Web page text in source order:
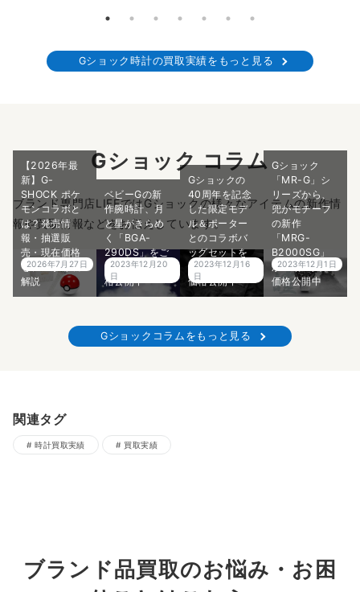
Gショック時計の買取実績をもっと見る
Gショック コラム
ブランド専門店LIFEではGショックの様々なアイテムの新作情
報や買取情報などをお伝えしています。
【2026年最
新】G-
SHOCK ポケ
モンコラボと
は？発売情
報・抽選販
売・現在価格
をプロが徹底
解説
2026年7月27日
ベビーGの新
作腕時計、月
と星がきらめ
く「BGA-
290DS」をご
紹介！買取価
格公開中
2023年12月20
日
Gショックの
40周年を記念
した限定モデ
ル＆ポーター
とのコラボバ
ッグセットを
ご紹介！買取
価格公開中
2023年12月16
日
Gショック
「MR-G」シ
リーズから、
兜がモチーフ
の新作
「MRG-
B2000SG」
が登場！買取
価格公開中
2023年12月1日
Gショックコラムをもっと見る
関連タグ
時計買取実績 買取実績
ブランド品買取のお悩み・お困